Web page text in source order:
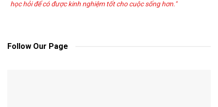
học hỏi để có được kinh nghiệm tốt cho cuộc sống hơn."
Follow Our Page